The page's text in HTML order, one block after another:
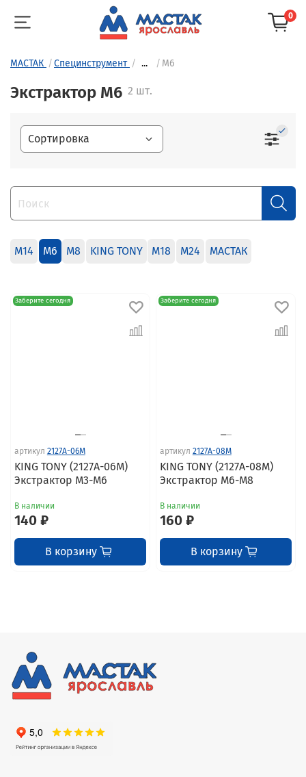
0
МАСТАК Специнструмент ... М6
Экстрактор М6 2 шт.
М14 М6 М8 KING TONY М18 М24 МАСТАК
Заберите сегодня
артикул 2127A-06M
KING TONY (2127A-06M)
Экстрактор М3-М6
В наличии
140 ₽
В корзину
Заберите сегодня
артикул 2127A-08M
KING TONY (2127A-08M)
Экстрактор М6-М8
В наличии
160 ₽
В корзину